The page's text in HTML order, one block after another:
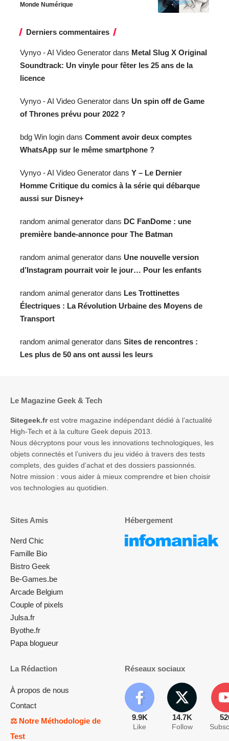
Monde Numérique
Derniers commentaires
Vynyo - AI Video Generator dans Metal Slug X Original
Soundtrack: Un vinyle pour fêter les 25 ans de la
licence
Vynyo - AI Video Generator dans Un spin off de Game
of Thrones prévu pour 2022 ?
bdg Win login dans Comment avoir deux comptes
WhatsApp sur le même smartphone ?
Vynyo - AI Video Generator dans Y – Le Dernier
Homme Critique du comics à la série qui débarque
aussi sur Disney+
random animal generator dans DC FanDome : une
première bande-annonce pour The Batman
random animal generator dans Une nouvelle version
d’Instagram pourrait voir le jour… Pour les enfants
random animal generator dans Les Trottinettes
Électriques : La Révolution Urbaine des Moyens de
Transport
random animal generator dans Sites de rencontres :
Les plus de 50 ans ont aussi les leurs
Le Magazine Geek & Tech
Sitegeek.frest votre magazine indépendant dédié à l’actualité
High-Tech et à la culture Geek depuis 2013.
Nous décryptons pour vous les innovations technologiques, les
objets connectés et l’univers du jeu vidéo à travers des tests
complets, des guides d’achat et des dossiers passionnés.
Notre mission : vous aider à mieux comprendre et bien choisir
vos technologies au quotidien.
Sites Amis
Nerd Chic
Famille Bio
Bistro Geek
Be-Games.be
Arcade Belgium
Couple of pixels
Julsa.fr
Byothe.fr
Papa blogueur
Hébergement
La Rédaction
À propos de nous
Contact
⚖️ Notre Méthodologie de
Test
Réseaux sociaux
9.9K
Like
14.7K
Follow